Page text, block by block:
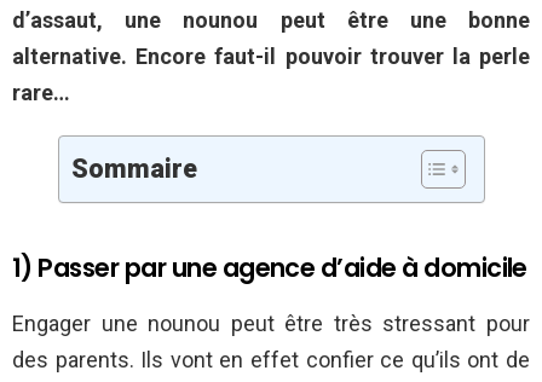
d’assaut, une nounou peut être une bonne
alternative. Encore faut-il pouvoir trouver la perle
rare…
Sommaire
1) Passer par une agence d’aide à domicile
Engager une nounou peut être très stressant pour
des parents. Ils vont en effet confier ce qu’ils ont de